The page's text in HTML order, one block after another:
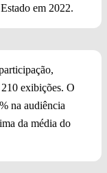
em 2022.
exibições. O
na audiência
da média do